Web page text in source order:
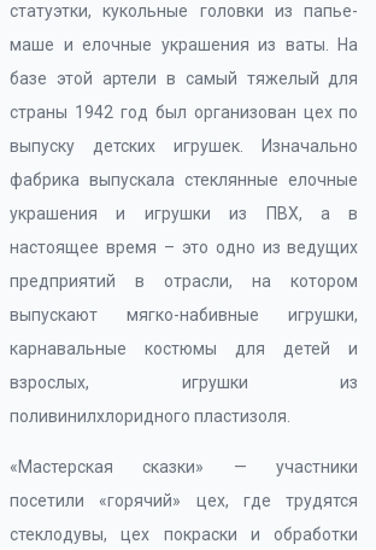
статуэтки, кукольные головки из папье-
маше и елочные украшения из ваты. На
базе этой артели в самый тяжелый для
страны 1942 год был организован цех по
выпуску детских игрушек. Изначально
фабрика выпускала стеклянные елочные
украшения и игрушки из ПВХ, а в
настоящее время – это одно из ведущих
предприятий в отрасли, на котором
выпускают мягко-набивные игрушки,
карнавальные костюмы для детей и
взрослых, игрушки из
поливинилхлоридного пластизоля.
«Мастерская сказки» — участники
посетили «горячий» цех, где трудятся
стеклодувы, цех покраски и обработки